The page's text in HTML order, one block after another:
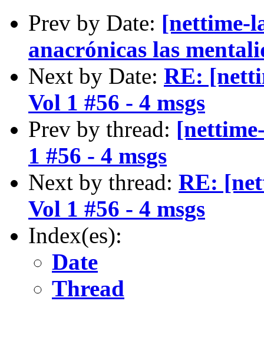
Prev by Date: [nettime-
anacrónicas las
Next by Date: RE:
Vol 1 #56 - 4 msgs
Prev by thread:
1 #56 - 4 msgs
Next by thread: RE:
Vol 1 #56 - 4 msgs
Index(es):
Date
Thread